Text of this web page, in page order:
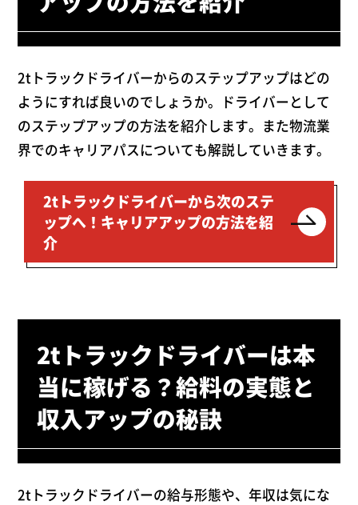
2tトラックドライバーからのステップアップはどの
ようにすれば良いのでしょうか。ドライバーとして
のステップアップの方法を紹介します。また物流業
界でのキャリアパスについても解説していきます。
2tトラックドライバーから次のステ
ップへ！キャリアアップの方法を紹
介
2tトラックドライバーは本
当に稼げる？給料の実態と
収入アップの秘訣
2tトラックドライバーの給与形態や、年収は気にな